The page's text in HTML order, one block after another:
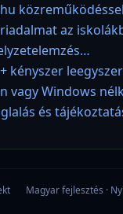
az
kényszer
vagy Windows
és
Magyar fejlesztés ·